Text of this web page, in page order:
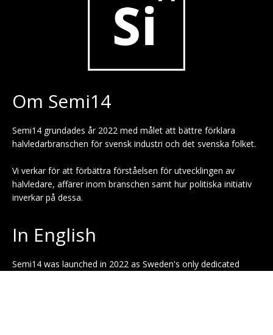
Om Semi14
Semi14 grundades år 2022 med målet att bättre förklara
halvledarbranschen för svensk industri och det svenska folket.
Vi verkar för att förbättra förståelsen för utvecklingen av
halvledare, affärer inom branschen samt hur politiska initiativ
inverkar på dessa.
In English
Semi14 was launched in 2022 as Sweden's only dedicated